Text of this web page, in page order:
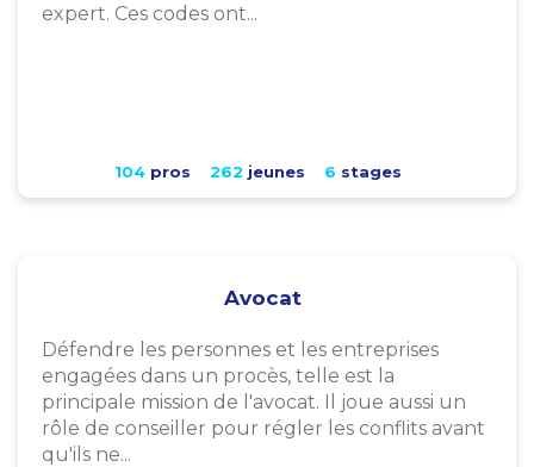
expert. Ces codes ont...
104pros 262 jeunes 6 stages
Avocat
Défendre les personnes et les entreprises
engagées dans un procès, telle est la
principale mission de l'avocat. Il joue aussi un
rôle de conseiller pour régler les conflits avant
qu'ils ne...